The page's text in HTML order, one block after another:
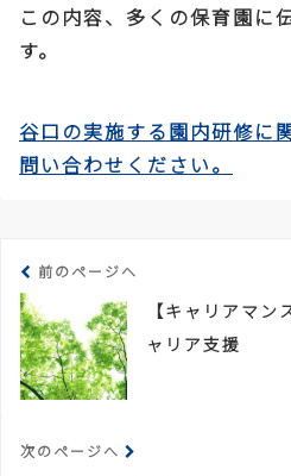
この内容、多くの保育園に
す。
谷口の実施する園内研修に
問い合わせください。
前のページへ
【キャリアマ
ャリア支援
次のページへ